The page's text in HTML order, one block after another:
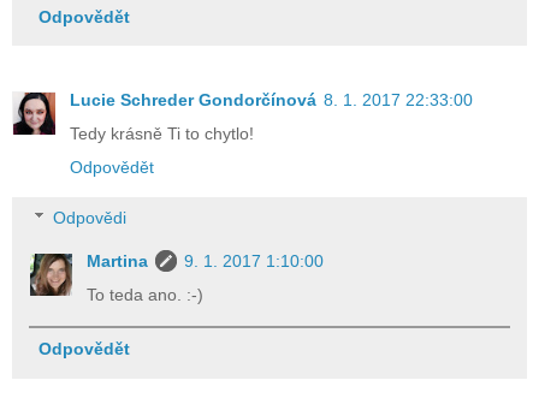
Odpovědět
Lucie Schreder Gondorčínová 8. 1. 2017 22:33:00
Tedy krásně Ti to chytlo!
Odpovědět
Odpovědi
Martina
9. 1. 2017 1:10:00
To teda ano. :-)
Odpovědět